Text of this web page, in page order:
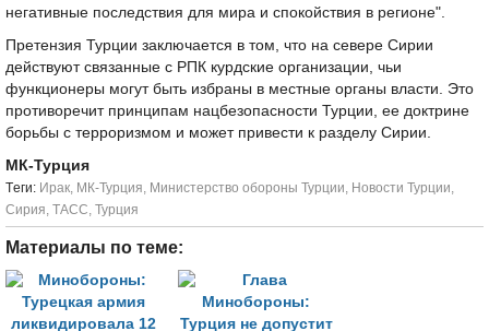
негативные последствия для мира и спокойствия в регионе".
Претензия Турции заключается в том, что на севере Сирии
действуют связанные с РПК курдские организации, чьи
функционеры могут быть избраны в местные органы власти. Это
противоречит принципам нацбезопасности Турции, ее доктрине
борьбы с терроризмом и может привести к разделу Сирии.
МК-Турция
Tеги: Ирак, МК-Турция, Министерство обороны Турции, Новости Турции,
Сирия, ТАСС, Турция
Материалы по теме: